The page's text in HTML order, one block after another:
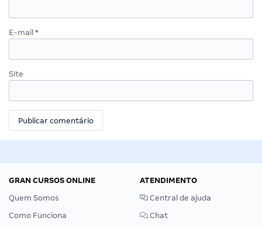
E-mail *
Site
GRAN CURSOS ONLINE
Quem Somos
Como Funciona
ATENDIMENTO
Central de ajuda
Chat